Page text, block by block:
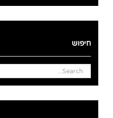
חיפוש
Search
for: